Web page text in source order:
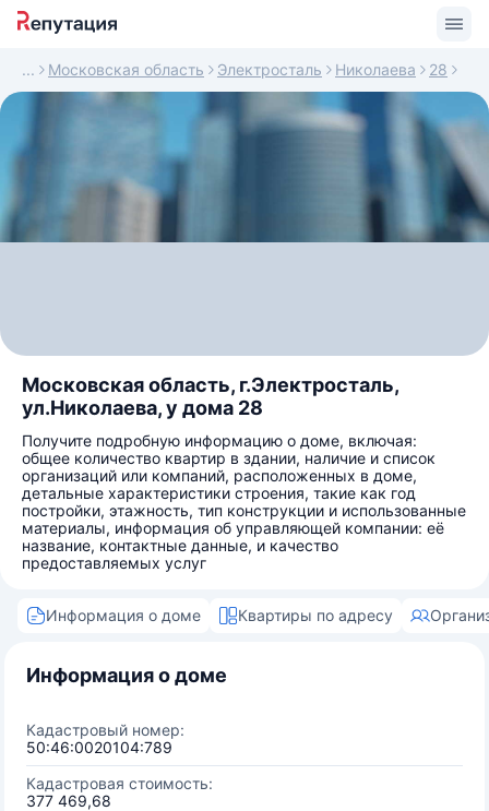
Московская область Электросталь Николаева 28
Московская область, г.Электросталь,
ул.Николаева, у дома 28
Получите подробную информацию о доме, включая:
общее количество квартир в здании, наличие и список
организаций или компаний, расположенных в доме,
детальные характеристики строения, такие как год
постройки, этажность, тип конструкции и использованные
материалы, информация об управляющей компании: её
название, контактные данные, и качество
предоставляемых услуг
Информация о доме Квартиры по адресу
Информация о доме
Кадастровый номер:
50:46:0020104:789
Кадастровая стоимость:
377 469,68